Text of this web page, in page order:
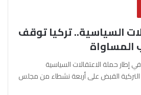
السياسية.. تركيا توقف
آفرين علو ـ xeber24.net في إطار حملة الاعتقالات السياسية
القبض على أربعة نشطاء من مجلس